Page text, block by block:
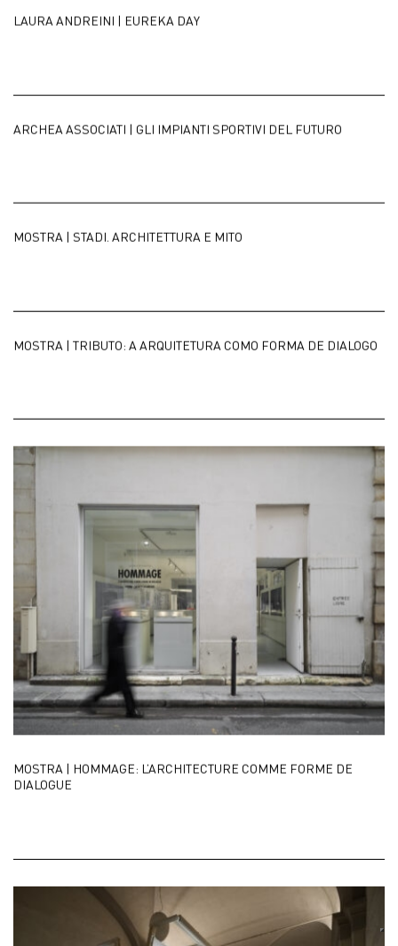
LAURA ANDREINI | EUREKA DAY
ARCHEA ASSOCIATI | GLI IMPIANTI SPORTIVI DEL FUTURO
MOSTRA | STADI. ARCHITETTURA E MITO
MOSTRA | TRIBUTO: A ARQUITETURA COMO FORMA DE DIALOGO
MOSTRA | HOMMAGE: L’ARCHITECTURE COMME FORME DE
DIALOGUE